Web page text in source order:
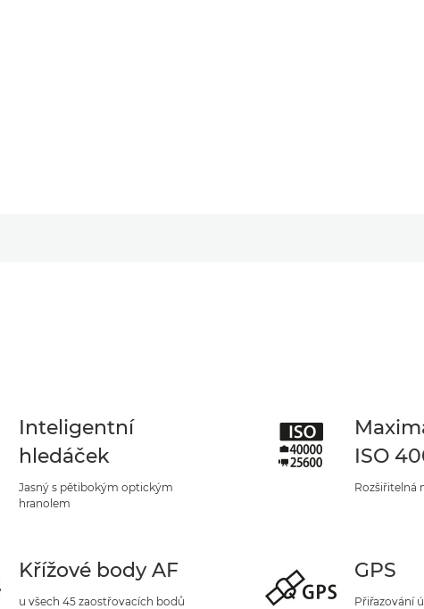
Inteligentní
hledáček
Jasný s pětibokým optickým
hranolem
ISO
Rozšiřitelná
Křížové body AF
u všech 45 zaostřovacích bodů
GPS
Přiřazování